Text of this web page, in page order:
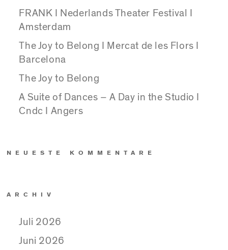
FRANK I Nederlands Theater Festival I
Amsterdam
The Joy to Belong I Mercat de les Flors I
Barcelona
The Joy to Belong
A Suite of Dances – A Day in the Studio I
Cndc I Angers
NEUESTE KOMMENTARE
ARCHIV
Juli 2026
Juni 2026